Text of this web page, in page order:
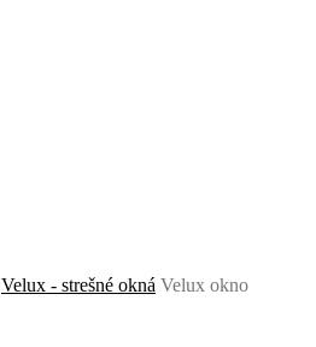
Velux - strešné okná Velux okno